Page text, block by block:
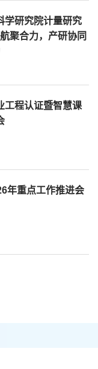
学研究院计量研究
聚合力，产研协同
工程认证暨智慧课
年重点工作推进会